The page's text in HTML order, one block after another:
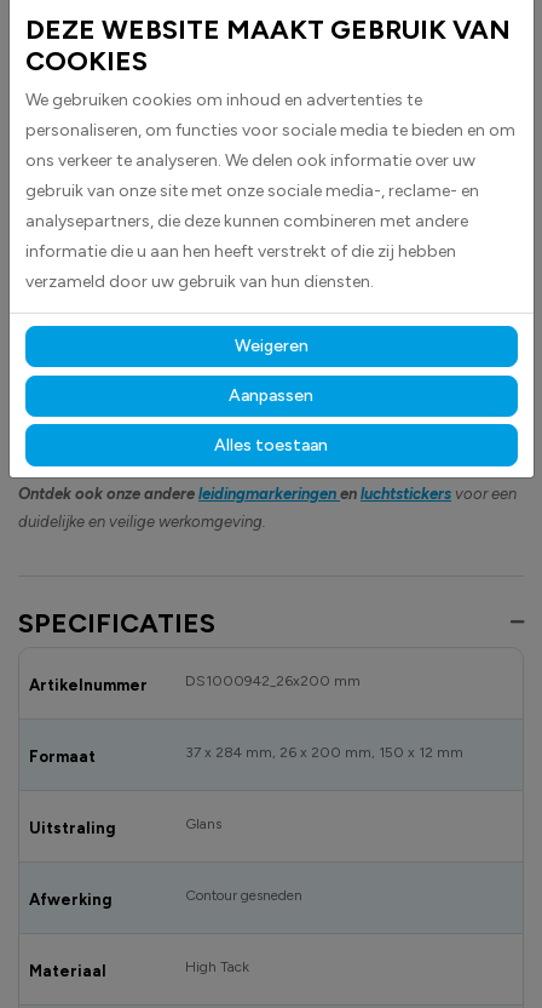
stickers met pijlen aan beide zijkanten en zijn geschikt voor het
markeren van ontluchtingsleidingen.
De stickers zijn uitgevoerd in blauw met witte tekst voor duidelijke
zichtbaarheid en leesbaarheid volgens de geldende normen.
Volgens Europese richtlijnen is het verplicht om leidingen en
verbindingspunten duidelijk te identificeren, zoals bij begin- en
Opmaak volgens Europese richtlijn 92/58 en kleuren volgens NBN 69
en NEN 3050.
Gemaakt van hoogwaardige high-tack folie, hechten deze
stickers betrouwbaar op vrijwel elk oppervlaken blijven
langdurig zichtbaar, bestand tegen intensief gebruik, licht en vocht.
Ontdek ook onze andere leidingmarkeringen en luchtstickers voor een
duidelijke en veilige werkomgeving.
SPECIFICATIES
Artikelnummer DS1000942_26x200 mm
Formaat 37 x 284 mm, 26 x 200 mm, 150 x 12 mm
Uitstraling Glans
Afwerking Contour gesneden
Materiaal High Tack
DEZE WEBSITE MAAKT GEBRUIK VAN
COOKIES
We gebruiken cookies om inhoud en advertenties te
personaliseren, om functies voor sociale media te bieden en om
ons verkeer te analyseren. We delen ook informatie over uw
gebruik van onze site met onze sociale media-, reclame- en
analysepartners, die deze kunnen combineren met andere
informatie die u aan hen heeft verstrekt of die zij hebben
verzameld door uw gebruik van hun diensten.
Weigeren
Aanpassen
Alles toestaan